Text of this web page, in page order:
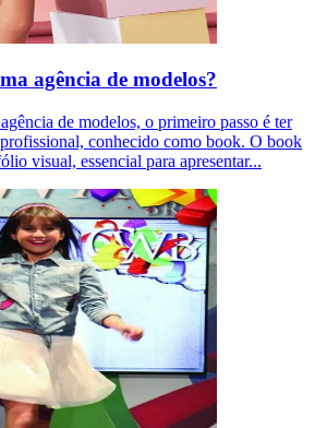
agência de modelos?
de modelos, o primeiro passo é ter
conhecido como book. O book
visual, essencial para apresentar...